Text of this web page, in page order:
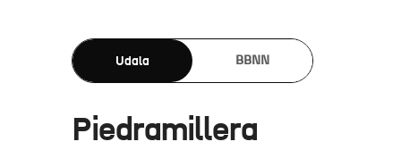
Udala BBNN
Piedramillera